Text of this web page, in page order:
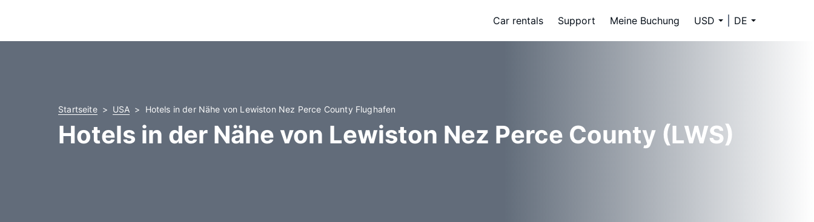
Car rentals Support Meine Buchung USD DE
Startseite USA Hotels in der Nähe von Lewiston Nez Perce County Flughafen
Hotels in der Nähe von Lewiston Nez Perce County (LWS)